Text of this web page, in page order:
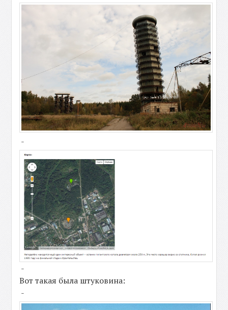
-
-
Вот такая была штуковина:
-